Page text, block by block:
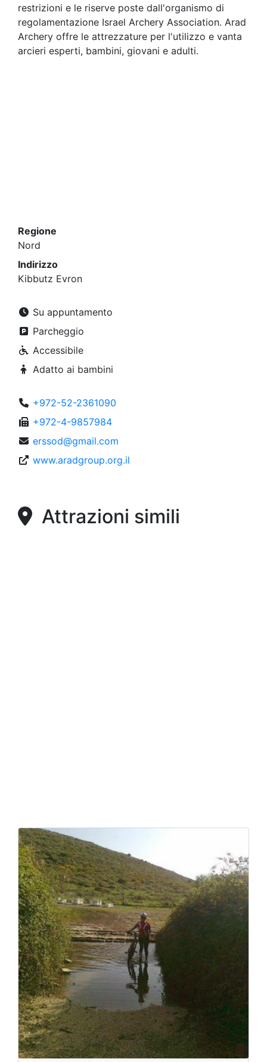
restrizioni e le riserve poste dall'organismo di
regolamentazione Israel Archery Association. Arad
Archery offre le attrezzature per l'utilizzo e vanta
arcieri esperti, bambini, giovani e adulti.
Regione
Nord
Indirizzo
Kibbutz Evron
Su appuntamento
Parcheggio
Accessibile
Adatto ai bambini
+972-52-2361090
+972-4-9857984
erssod@gmail.com
www.aradgroup.org.il
Attrazioni simili